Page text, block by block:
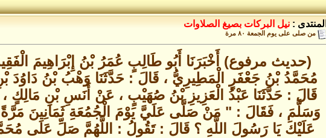
المنتدى : نيل البركات بصيغ الصلاوات
من صلى على يوم الجمعة ٨٠ مرة
(حديث مرفوع) أَخْبَرَنَا أَبُو طَالِبٍ عُمَرُ بْنُ إِبْرَاهِيمَ
مُحَمَّدُ بْنُ جَعْفَرٍ الْمَطِيرِيُّ ، قَالَ : حَدَّثَنَا وَهْبُ بْنُ دَاوُدَ
قَالَ : حَدَّثَنَا عَبْدُ الْعَزِيزِ بْنُ صُهَيْبٍ ، عَنْ أَنَسِ بْنِ مَالِكٍ
وَسَلَّمَ ، فَقَالَ : " مَنْ صَلَّى عَلَيَّ يَوْمَ الْجُمُعَةِ ثَمَانِينَ مَرَّةً
عَلَيْكَ يَا رَسُولَ اللَّهِ ؟ قَالَ : تَقُولُ : اللَّهُمَّ صَلِّ عَلَى